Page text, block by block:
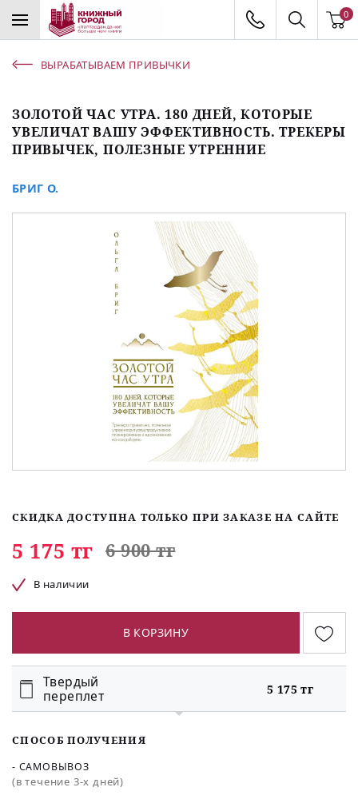
0
ВЫРАБАТЫВАЕМ ПРИВЫЧКИ
ЗОЛОТОЙ ЧАС УТРА. 180 ДНЕЙ, КОТОРЫЕ
УВЕЛИЧАТ ВАШУ ЭФФЕКТИВНОСТЬ. ТРЕКЕРЫ
ПРИВЫЧЕК, ПОЛЕЗНЫЕ УТРЕННИЕ
БРИГ О.
СКИДКА ДОСТУПНА ТОЛЬКО ПРИ ЗАКАЗЕ НА САЙТЕ
5 175 тг 6 900 тг
В наличии
В КОРЗИНУ
Твердый
переплет
5 175 тг
СПОСОБ ПОЛУЧЕНИЯ
- САМОВЫВОЗ
(в течение 3-х дней)